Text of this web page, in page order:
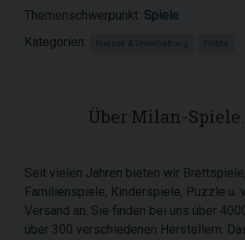
Themenschwerpunkt: Spiele
Kategorien:
Freizeit & Unterhaltung Hobby
Über Milan-
Seit vielen Jahren bieten wir
Familienspiele, Kinderspiele, Puzzle u.
Versand an. Sie finden bei uns über
über 300 verschiedenen Herstellern.